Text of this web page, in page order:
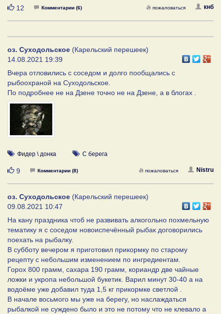
Нравится
12 Комментарии (6) кнб
пожаловаться
оз. Суходольское (Карельский перешеек)
14.08.2021 19:39
Вчера отловились с соседом и долго пообщались с
рыбоохраной на Суходольское.
По подробнее не на Дзене точно не на Дзене, а в блогах .
Фидер \ донка С берега
Нравится
9 Комментарии (8) Nistru
пожаловаться
оз. Суходольское (Карельский перешеек)
09.08.2021 10:47
На кану праздника чтоб не развивать алкогольно похмельную
тематику я с соседом новоиспечённый рыбак договорились
поехать на рыбалку.
В субботу вечером я приготовил прикормку по старому
рецепту с небольшим изменением по ингредиентам.
Горох 800 грамм, сахара 190 грамм, кориандр две чайные
ложки и укропа небольшой букетик. Варил минут 30-40 а на
водоёме уже добавил туда 1,5 кг прикормке светлой .
В начале восьмого мы уже на берегу, но наслаждаться
рыбалкой не суждено было и это не потому что не клевало а